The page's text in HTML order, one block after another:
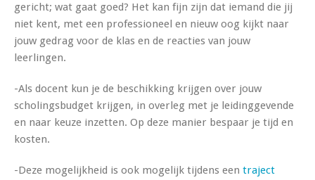
gericht; wat gaat goed? Het kan fijn zijn dat iemand die jij
niet kent, met een professioneel en nieuw oog kijkt naar
jouw gedrag voor de klas en de reacties van jouw
leerlingen.
-Als docent kun je de beschikking krijgen over jouw
scholingsbudget krijgen, in overleg met je leidinggevende
en naar keuze inzetten. Op deze manier bespaar je tijd en
kosten.
-Deze mogelijkheid is ook mogelijk tijdens een traject